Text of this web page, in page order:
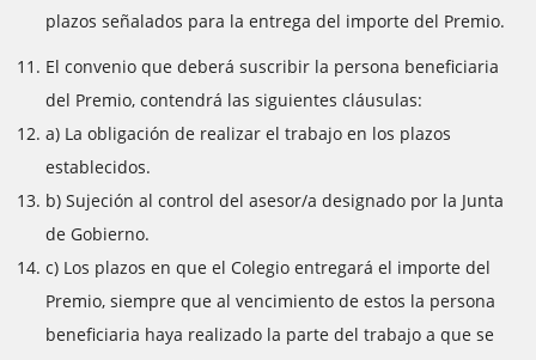
plazos señalados para la entrega del importe del Premio.
El convenio que deberá suscribir la persona beneficiaria
del Premio, contendrá las siguientes cláusulas:
a) La obligación de realizar el trabajo en los plazos
establecidos.
b) Sujeción al control del asesor/a designado por la Junta
de Gobierno.
c) Los plazos en que el Colegio entregará el importe del
Premio, siempre que al vencimiento de estos la persona
beneficiaria haya realizado la parte del trabajo a que se